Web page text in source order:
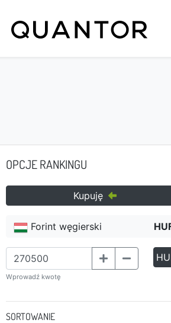
OPCJE RANKINGU
Kupuję
Forint węgierski
Wprowadź kwotę
SORTOWANIE